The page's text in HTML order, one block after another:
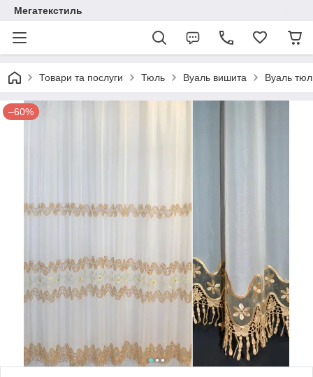
Мегатекстиль
Товари та послуги Тюль Вуаль вишита Вуаль
–60%